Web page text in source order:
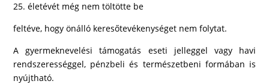
25. életévét még nem töltötte be
feltéve, hogy önálló keresőtevékenységet nem folytat.
A gyermeknevelési támogatás eseti jelleggel vagy havi
rendszerességgel, pénzbeli és természetbeni formában is
nyújtható.